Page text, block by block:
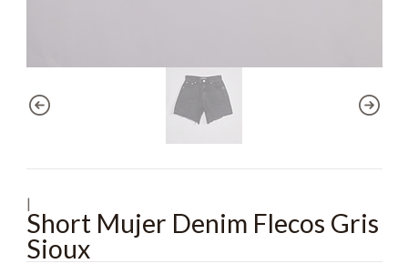
|
Short Mujer Denim Flecos Gris
Sioux